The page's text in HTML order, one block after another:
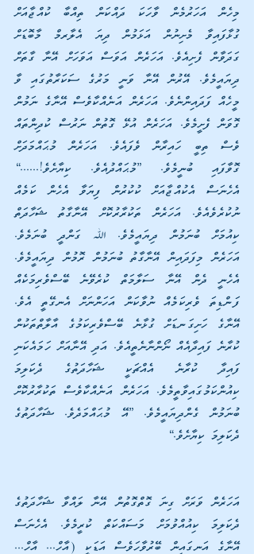
މިހެން އަހަރުމެން ވާހަކަ ދައްކަން ތިއްބާ ކުއްޖާއަށް
ގުޅާފައިވާ މެށިނުން އަޅަމުން ދިޔަ އެލާރމް މާބޮޑަށް
ގަދަވާން ފެށިއެވެ. އަހަރެން އަވަސް އަވަހަށް އޭނާ ގާތަށް
ދިޔައީމެވެ. އޭރުން އޭނާ ވަނީ މަރުގެ ސަކަރާތުގައި ވާ
މީހެއް ފަދައިންނެވެ. އަހަރެން އަނެއްކާވެސް އޭނާގެ ނަމުން
ވެސް ތިބީ ހައިރާން ވެފައެވެ. އަހަރެން މުޙައްމަދަށް
ނުކުރެވެއެވެ. އަހަރެން ތަކުރާރުކޮށް އޭނާގާތު ޝަހާދަތް
އޭނާގެ ހަށިގަނޑަށް ގުޅާނެ ބޭސްވެރިކަމުގެ އާލާތްތަކުން
ކުރާނެ ފައިދާއެއް ނޯންނާނެތީއެވެ. އަދި އޭނާއަށް ހަމައެކަނި
ކިއުންކަމުގައިވާތީމެވެ. އަހަރެން އަނެއްކާވެސް ތަކުރާރުކޮށް
ދެކަލިމަ ކިޔާށެވެ.“